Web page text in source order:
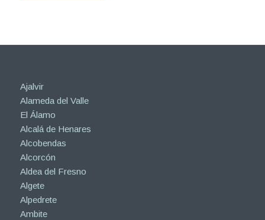
Ajalvir
Alameda del Valle
El Álamo
Alcalá de Henares
Alcobendas
Alcorcón
Aldea del Fresno
Algete
Alpedrete
Ambite